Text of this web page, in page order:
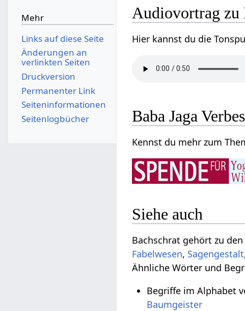
Audiovortrag zu
Hier kannst du die
Baba Jaga
Kennst du mehr zum
Siehe auch
Bachschrat gehört zu
Fabelwesen, Sagengestalt
Ähnliche Wörter und
Begriffe im Alphabet
Baumgeister
Mehr
Links auf diese Seite
Änderungen an
verlinkten Seiten
Druckversion
Permanenter Link
Seiten­­informationen
Seitenlogbücher